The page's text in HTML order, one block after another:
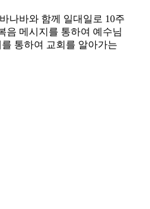
나바와 함께 일대일로 10주
음 메시지를 통하여 예수님
통하여 교회를 알아가는